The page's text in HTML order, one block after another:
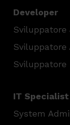
Developer
Sviluppatore
Sviluppatore
Sviluppatore
IT Specialist
System